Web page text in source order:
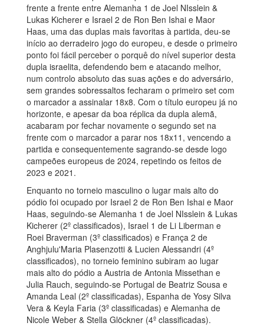
frente a frente entre Alemanha 1 de Joel NIsslein &
Lukas Kicherer e Israel 2 de Ron Ben Ishai e Maor
Haas, uma das duplas mais favoritas à partida, deu-se
início ao derradeiro jogo do europeu, e desde o primeiro
ponto foi fácil perceber o porquê do nível superior desta
dupla israelita, defendendo bem e atacando melhor,
num controlo absoluto das suas ações e do adversário,
sem grandes sobressaltos fecharam o primeiro set com
o marcador a assinalar 18x8. Com o título europeu já no
horizonte, e apesar da boa réplica da dupla alemã,
acabaram por fechar novamente o segundo set na
frente com o marcador a parar nos 18x11, vencendo a
partida e consequentemente sagrando-se desde logo
campeões europeus de 2024, repetindo os feitos de
2023 e 2021.
Enquanto no torneio masculino o lugar mais alto do
pódio foi ocupado por Israel 2 de Ron Ben Ishai e Maor
Haas, seguindo-se Alemanha 1 de Joel NIsslein & Lukas
Kicherer (2º classificados), Israel 1 de Li Liberman e
Roei Braverman (3º classificados) e França 2 de
Anghjulu'Maria Plasenzotti & Lucien Alessandri (4º
classificados), no torneio feminino subiram ao lugar
mais alto do pódio a Austria de Antonia Missethan e
Julia Rauch, seguindo-se Portugal de Beatriz Sousa e
Amanda Leal (2º classificadas), Espanha de Yosy Silva
Vera & Keyla Faria (3º classificadas) e Alemanha de
Nicole Weber & Stella Glöckner (4º classificadas).